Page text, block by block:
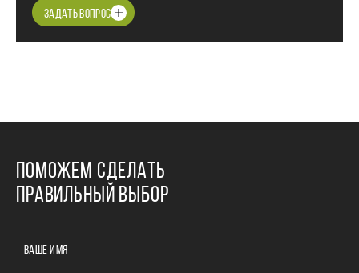
ЗАДАТЬ ВОПРОС
ПОМОЖЕМ СДЕЛАТЬ
ПРАВИЛЬНЫЙ ВЫБОР
ВАШЕ ИМЯ